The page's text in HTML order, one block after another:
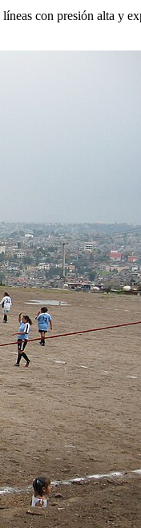
con presión alta y